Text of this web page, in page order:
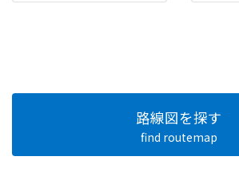
路線図を探す
find routemap